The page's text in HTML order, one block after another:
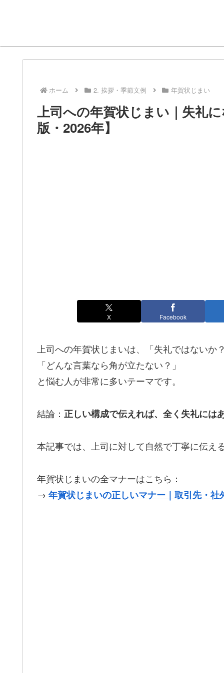
ホーム 2. 挨拶・季節文例 年賀状じまい
上司への年賀状じまい｜失礼
版・2026年】
X Facebook
上司への年賀状じまいは、「失礼ではないか
「どんな言葉なら角が立たない？」
と悩む人が非常に多いテーマです。
結論： 正しい構成で伝えれば、全く失礼には
本記事では、上司に対して自然で丁寧に伝え
年賀状じまいの全マナーはこちら：
→ 年賀状じまいの正しいマナー｜取引先・